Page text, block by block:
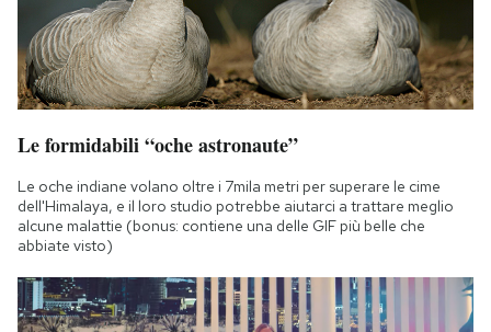
Le formidabili “oche astronaute”
Le oche indiane volano oltre i 7mila metri per superare le cime
dell'Himalaya, e il loro studio potrebbe aiutarci a trattare meglio
alcune malattie (bonus: contiene una delle GIF più belle che
abbiate visto)